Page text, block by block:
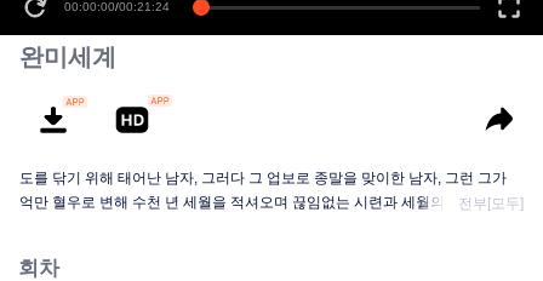
00:00:00/00:21:24
완미세계
도를 닦기 위해 태어난 남자, 그러다 그 업보로 종말을 맞이한 남자, 그런 그가
억만 혈우로 변해 수천 년 세월을 적셔오며 끊임없는 시련과 세월의 세례를 받
전부[모두]
회차